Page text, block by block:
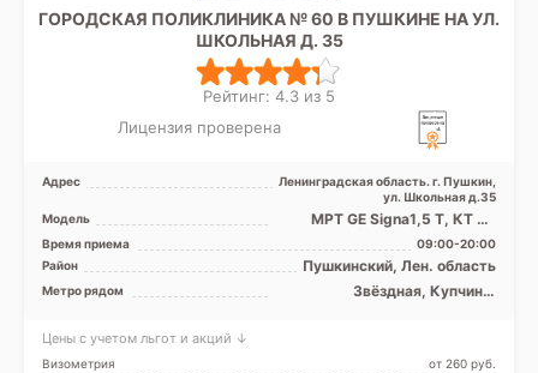
ГОРОДСКАЯ ПОЛИКЛИНИКА № 60 В ПУШКИНЕ НА УЛ.
ШКОЛЬНАЯ Д. 35
Рейтинг: 4.3 из 5
Лицензия проверена
Адрес
Ленинградская область. г. Пушкин,
ул. Школьная д.35
Модель
МРТ GE Signa1,5 Т, КТ GE
Optima 64 среза, УЗИ,
рентген
Время приема
09:00-20:00
Район
Пушкинский, Лен. область
Метро рядом
Звёздная, Купчино,
Цены с учетом льгот и акций ↓
Визометрия от 260 pуб.